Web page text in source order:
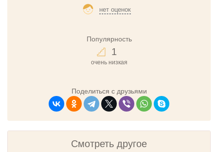
нет оценок
Популярность
1
очень низкая
Поделиться с друзьями
Смотреть другое